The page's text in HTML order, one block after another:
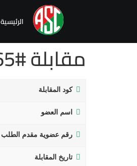
الرئيسية
مقابلة #65
كود المقابلة
اسم العضو
رقم عضوية مقدم الطلب
تاريخ المقابلة